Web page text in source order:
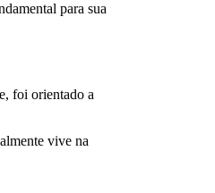
para sua
foi orientado a
vive na